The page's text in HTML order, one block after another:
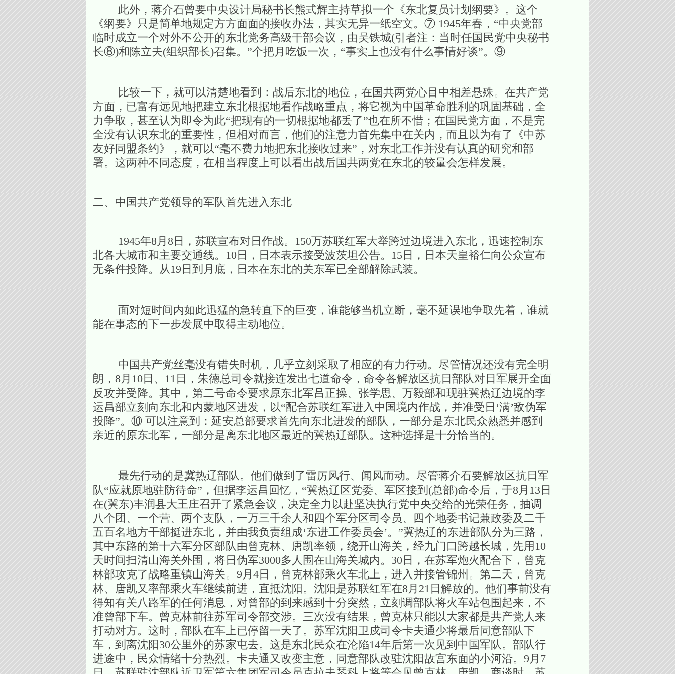
此外，蒋介石曾要中央设计局秘书长熊式辉主持草拟一个《东北复员计划纲要》。这个
《纲要》只是简单地规定方方面面的接收办法，其实无异一纸空文。⑦ 1945年春，“中央党部
临时成立一个对外不公开的东北党务高级干部会议，由吴铁城(引者注：当时任国民党中央秘书
长⑧)和陈立夫(组织部长)召集。”个把月吃饭一次，“事实上也没有什么事情好谈”。⑨
比较一下，就可以清楚地看到：战后东北的地位，在国共两党心目中相差悬殊。在共产党
方面，已富有远见地把建立东北根据地看作战略重点，将它视为中国革命胜利的巩固基础，全
力争取，甚至认为即令为此“把现有的一切根据地都丢了”也在所不惜；在国民党方面，不是完
全没有认识东北的重要性，但相对而言，他们的注意力首先集中在关内，而且以为有了《中苏
友好同盟条约》，就可以“毫不费力地把东北接收过来”，对东北工作并没有认真的研究和部
署。这两种不同态度，在相当程度上可以看出战后国共两党在东北的较量会怎样发展。
二、中国共产党领导的军队首先进入东北
1945年8月8日，苏联宣布对日作战。150万苏联红军大举跨过边境进入东北，迅速控制东
北各大城市和主要交通线。10日，日本表示接受波茨坦公告。15日，日本天皇裕仁向公众宣布
无条件投降。从19日到月底，日本在东北的关东军已全部解除武装。
面对短时间内如此迅猛的急转直下的巨变，谁能够当机立断，毫不延误地争取先着，谁就
能在事态的下一步发展中取得主动地位。
中国共产党丝毫没有错失时机，几乎立刻采取了相应的有力行动。尽管情况还没有完全明
朗，8月10日、11日，朱德总司令就接连发出七道命令，命令各解放区抗日部队对日军展开全面
反攻并受降。其中，第二号命令要求原东北军吕正操、张学思、万毅部和现驻冀热辽边境的李
运昌部立刻向东北和内蒙地区进发，以“配合苏联红军进入中国境内作战，并准受日‘满’敌伪军
投降”。⑩ 可以注意到：延安总部要求首先向东北进发的部队，一部分是东北民众熟悉并感到
亲近的原东北军，一部分是离东北地区最近的冀热辽部队。这种选择是十分恰当的。
最先行动的是冀热辽部队。他们做到了雷厉风行、闻风而动。尽管蒋介石要解放区抗日军
队“应就原地驻防待命”，但据李运昌回忆，“冀热辽区党委、军区接到(总部)命令后，于8月13日
在(冀东)丰润县大王庄召开了紧急会议，决定全力以赴坚决执行党中央交给的光荣任务，抽调
八个团、一个营、两个支队，一万三千余人和四个军分区司令员、四个地委书记兼政委及二千
五百名地方干部挺进东北，并由我负责组成‘东进工作委员会’。”冀热辽的东进部队分为三路，
其中东路的第十六军分区部队由曾克林、唐凯率领，绕开山海关，经九门口跨越长城，先用10
天时间扫清山海关外围，将日伪军3000多人围在山海关城内。30日，在苏军炮火配合下，曾克
林部攻克了战略重镇山海关。9月4日，曾克林部乘火车北上，进入并接管锦州。第二天，曾克
林、唐凯又率部乘火车继续前进，直抵沈阳。沈阳是苏联红军在8月21日解放的。他们事前没有
得知有关八路军的任何消息，对曾部的到来感到十分突然，立刻调部队将火车站包围起来，不
准曾部下车。曾克林前往苏军司令部交涉。三次没有结果，曾克林只能以大家都是共产党人来
打动对方。这时，部队在车上已停留一天了。苏军沈阳卫戍司令卡夫通少将最后同意部队下
车，到离沈阳30公里外的苏家屯去。这是东北民众在沦陷14年后第一次见到中国军队。部队行
进途中，民众情绪十分热烈。卡夫通又改变主意，同意部队改驻沈阳故宫东面的小河沿。9月7